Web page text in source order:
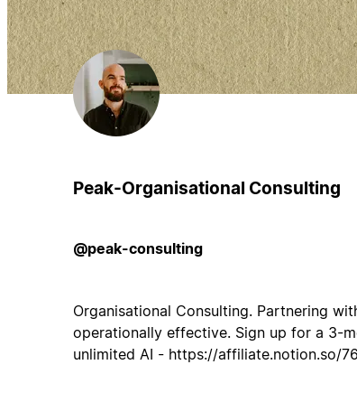
Peak-Organisational Consulting
@peak-consulting
Organisational Consulting. Partnering
operationally effective. Sign up for a 3-
unlimited AI - https://affiliate.notion.so/